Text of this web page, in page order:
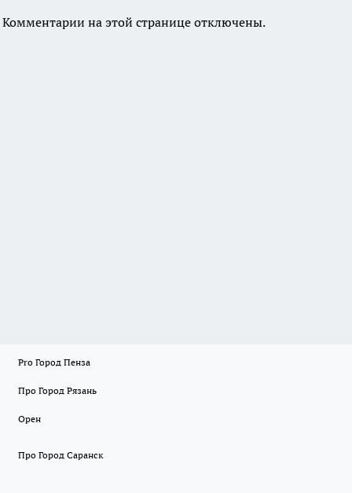
Комментарии на этой странице отключены.
Pro Город Пенза
Про Город Рязань
Орен
Про Город Саранск